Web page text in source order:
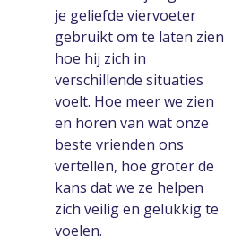
je geliefde viervoeter
gebruikt om te laten zien
hoe hij zich in
verschillende situaties
voelt. Hoe meer we zien
en horen van wat onze
beste vrienden ons
vertellen, hoe groter de
kans dat we ze helpen
zich veilig en gelukkig te
voelen.